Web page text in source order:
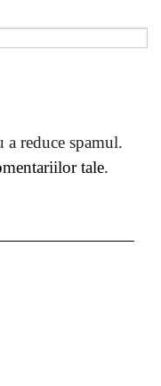
a reduce spamul.
tale.